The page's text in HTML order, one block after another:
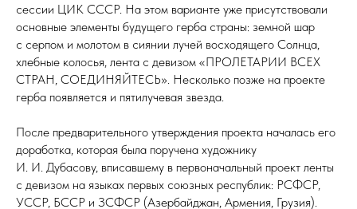
сессии ЦИК СССР. На этом варианте уже присутствовали
основные элементы будущего герба страны: земной шар
с серпом и молотом в сиянии лучей восходящего Солнца,
хлебные колосья, лента с девизом «ПРОЛЕТАРИИ ВСЕХ
СТРАН, СОЕДИНЯЙТЕСЬ». Несколько позже на проекте
герба появляется и пятилучевая звезда.
После предварительного утверждения проекта началась его
доработка, которая была поручена художнику
И. И. Дубасову, вписавшему в первоначальный проект ленты
с девизом на языках первых союзных республик: РСФСР,
УССР, БССР и ЗСФСР (Азербайджан, Армения, Грузия).